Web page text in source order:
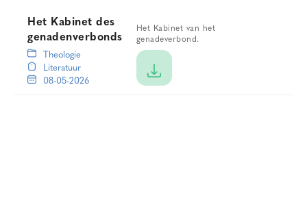
Het Kabinet des
genadenverbonds
Het Kabinet van het
genadeverbond.
Theologie
Literatuur
08-05-2026